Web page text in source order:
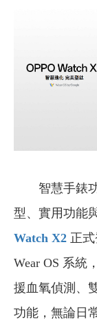
智慧手錶功
型、實用功能
Watch X2 正
Wear OS 系統
援血氧偵測、
功能，無論日